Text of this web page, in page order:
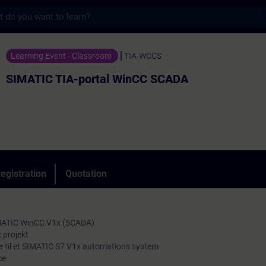
portal WinCC SCADA - Training -
Learning Event - Classroom TIA-WCCS
SIMATIC TIA-portal WinCC SCADA
Quotation
WinCC V1x (SCADA)
projekt
et SIMATIC S7 V1x automations system